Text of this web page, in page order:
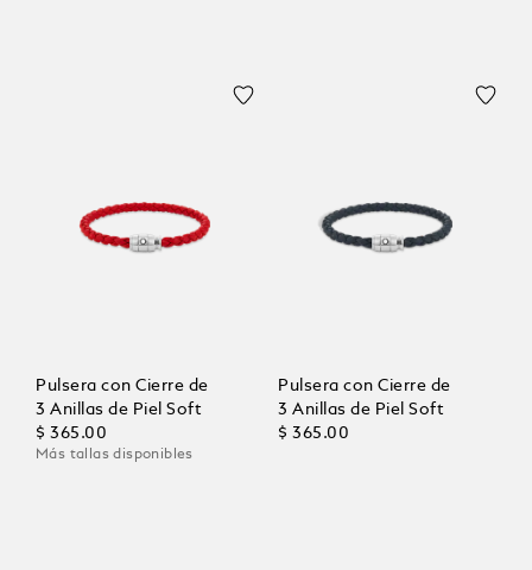
Pulsera con Cierre de
3 Anillas de Piel Soft
$ 365.00
Más tallas disponibles
Pulsera con Cierre de
3 Anillas de Piel Soft
$ 365.00